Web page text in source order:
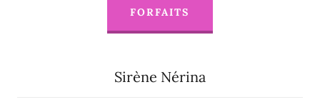
FORFAITS
Sirène Nérina